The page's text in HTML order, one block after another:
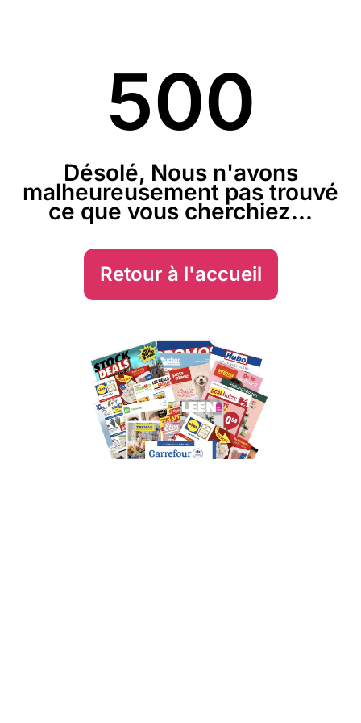
500
Désolé, Nous n'avons
malheureusement pas trouvé
ce que vous cherchiez...
Retour à l'accueil